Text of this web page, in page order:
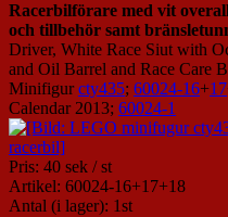
Racerbilförare med vit
och tillbehör samt
Driver, White Race Siut with
and Oil Barrel and Race Care
Minifigurcty435; 60024-16+17
Calendar 2013; 60024-1
Pris: 40 sek / st
Artikel: 60024-16+17+18
Antal (i lager): 1st